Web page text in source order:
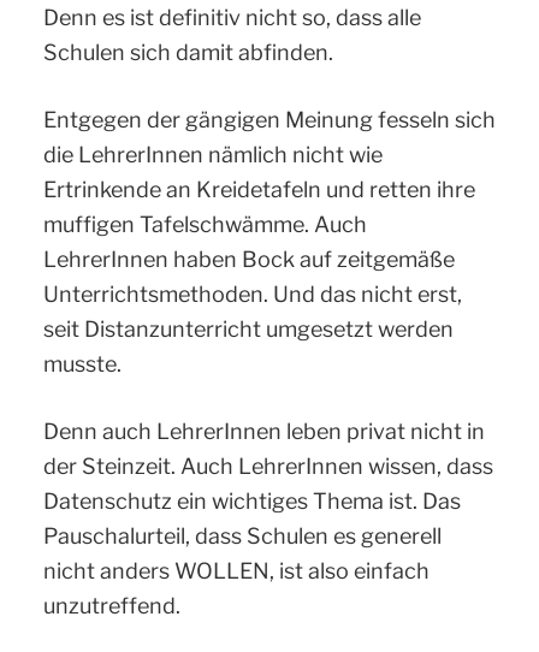
Denn es ist definitiv nicht so, dass alle
Schulen sich damit abfinden.
Entgegen der gängigen Meinung fesseln sich
die LehrerInnen nämlich nicht wie
Ertrinkende an Kreidetafeln und retten ihre
muffigen Tafelschwämme. Auch
LehrerInnen haben Bock auf zeitgemäße
Unterrichtsmethoden. Und das nicht erst,
seit Distanzunterricht umgesetzt werden
musste.
Denn auch LehrerInnen leben privat nicht in
der Steinzeit. Auch LehrerInnen wissen, dass
Datenschutz ein wichtiges Thema ist. Das
Pauschalurteil, dass Schulen es generell
nicht anders WOLLEN, ist also einfach
unzutreffend.